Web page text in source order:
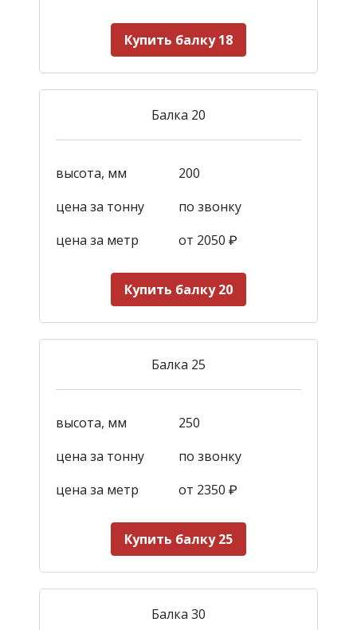
Купить балку 18
Балка 20
высота, мм
200
цена за тонну
по звонку
цена за метр
от 2050 ₽
Купить балку 20
Балка 25
высота, мм
250
цена за тонну
по звонку
цена за метр
от 2350 ₽
Купить балку 25
Балка 30